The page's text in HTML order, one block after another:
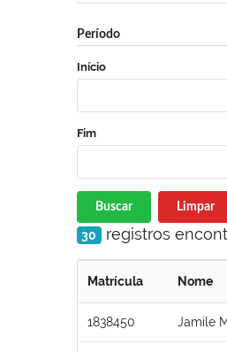
Período
Início
Fim
Buscar Limpar
30 registros
Matrícula Nome
1838450 Jamile